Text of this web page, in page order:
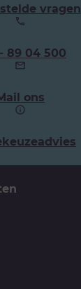
vragen
89 04 500
ons